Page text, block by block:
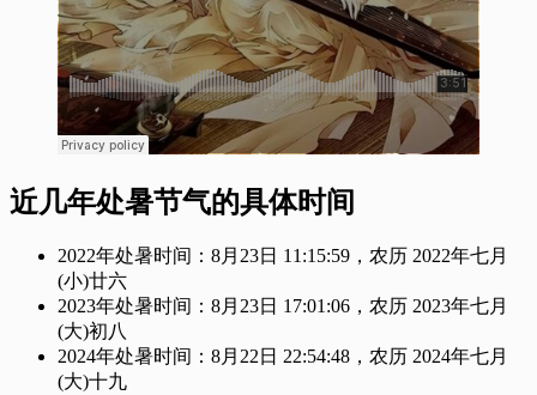
近几年处暑节气的具体时间
2022年处暑时间：8月23日 11:15:59，农历 2022年七月
(小)廿六
2023年处暑时间：8月23日 17:01:06，农历 2023年七月
(大)初八
2024年处暑时间：8月22日 22:54:48，农历 2024年七月
(大)十九